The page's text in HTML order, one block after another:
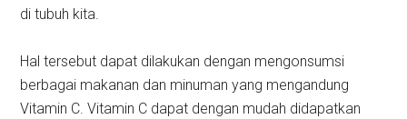
di tubuh kita.
Hal tersebut dapat dilakukan dengan mengonsumsi
berbagai makanan dan minuman yang mengandung
Vitamin C. Vitamin C dapat dengan mudah didapatkan